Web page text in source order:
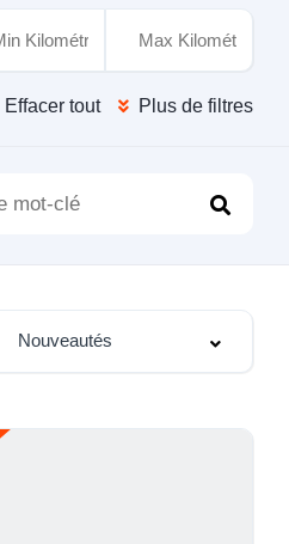
Effacer tout Plus de filtres
Nouveautés